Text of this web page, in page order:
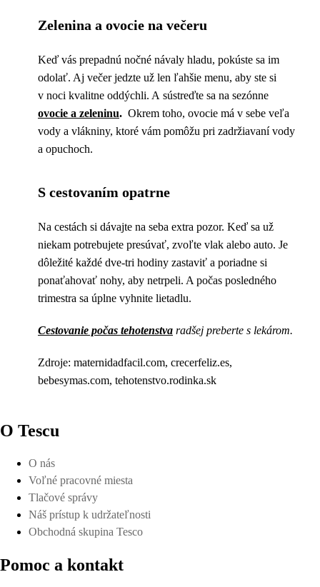
Zelenina a ovocie na večeru
Keď vás prepadnú nočné návaly hladu, pokúste sa im
odolať. Aj večer jedzte už len ľahšie menu, aby ste si
v noci kvalitne oddýchli. A sústreďte sa na sezónne
ovocie a zeleninu. Okrem toho, ovocie má v sebe veľa
vody a vlákniny, ktoré vám pomôžu pri zadržiavaní vody
a opuchoch.
S cestovaním opatrne
Na cestách si dávajte na seba extra pozor. Keď sa už
niekam potrebujete presúvať, zvoľte vlak alebo auto. Je
dôležité každé dve-tri hodiny zastaviť a poriadne si
ponaťahovať nohy, aby netrpeli. A počas posledného
trimestra sa úplne vyhnite lietadlu.
Cestovanie počas tehotenstva radšej preberte s lekárom.
Zdroje: maternidadfacil.com, crecerfeliz.es,
bebesymas.com, tehotenstvo.rodinka.sk
O Tescu
O nás
Voľné pracovné miesta
Tlačové správy
Náš prístup k udržateľnosti
Obchodná skupina Tesco
Pomoc a kontakt